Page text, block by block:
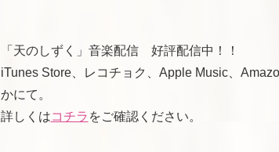
「天のしずく」音楽配信 好評配信中！！
iTunes Store、レコチョク、Apple Music、
かにて。
詳しくはコチラ をご確認ください。